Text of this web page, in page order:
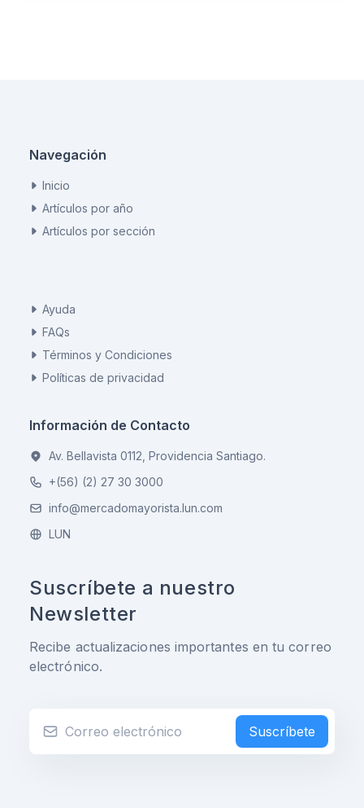
Navegación
Inicio
Artículos por año
Artículos por sección
Ayuda
FAQs
Términos y Condiciones
Políticas de privacidad
Información de Contacto
Av. Bellavista 0112, Providencia Santiago.
+(56) (2) 27 30 3000
info@mercadomayorista.lun.com
LUN
Suscríbete a nuestro
Newsletter
Recibe actualizaciones importantes en tu correo
electrónico.
Suscríbete